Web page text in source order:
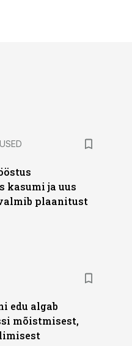
kasumi ja uus
plaanitust
edu algab
mõistmisest,